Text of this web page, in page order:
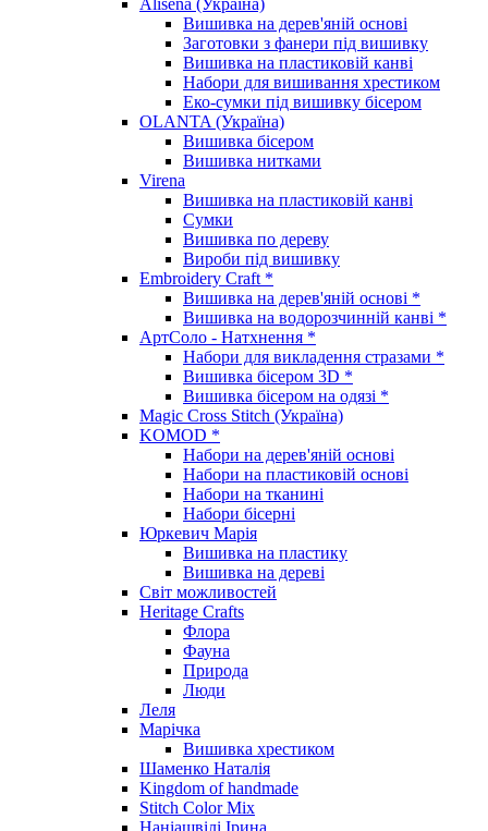
Вишивка на дерев'яній основі
Заготовки з фанери під вишивку
Вишивка на пластиковій канві
Набори для вишивання хрестиком
Еко-сумки під вишивку бісером
OLANTA (Україна)
Вишивка бісером
Вишивка нитками
Virena
Вишивка на пластиковій канві
Сумки
Вишивка по дереву
Вироби під вишивку
Embroidery Craft *
Вишивка на дерев'яній основі *
Вишивка на водорозчинній канві *
АртСоло - Натхнення *
Набори для викладення стразами *
Вишивка бісером 3D *
Вишивка бісером на одязі *
Magic Cross Stitch (Україна)
KOMOD *
Набори на дерев'яній основі
Набори на пластиковій основі
Набори на тканині
Набори бісерні
Юркевич Марія
Вишивка на пластику
Вишивка на дереві
Світ можливостей
Heritage Crafts
Флора
Фауна
Природа
Люди
Леля
Марічка
Вишивка хрестиком
Шаменко Наталія
Kingdom of handmade
Stitch Color Mix
Наніашвілі Ірина